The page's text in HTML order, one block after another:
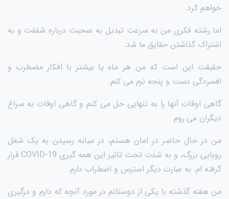
خواهم کرد.
اما رشته فکری من به سرعت تبدیل به صحبت درباره شفقت و به
اشتراک گذاشتن حقایق ما شد.
حقیقت این است که من هر ماه یا بیشتر با افکار مضطرب و
افسردگی دست و پنجه نرم می کنم.
گاهی اوقات آنها را به تنهایی حل می کنم و گاهی اوقات به سراغ
دیگران می روم.
من در حال حاضر در امان هستم، در میانه رسیدن به یک شغل
رویایی بزرگ، و به شدت تحت تاثیر این همه گیری COVID-19 قرار
گرفته ام. به عبارت دیگر استرس و اضطراب دارم.
من هفته گذشته با یکی از دوستانم در مورد آنچه که دارم و درگیری